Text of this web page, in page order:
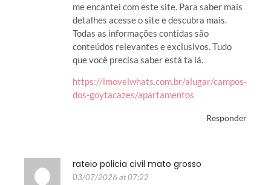
me encantei com este site. Para saber mais
detalhes acesse o site e descubra mais.
Todas as informações contidas são
conteúdos relevantes e exclusivos. Tudo
que você precisa saber está ta lá.
https://imovelwhats.com.br/alugar/campos-
dos-goytacazes/apartamentos
Responder
rateio policia civil mato grosso
03/07/2026 at 07:22